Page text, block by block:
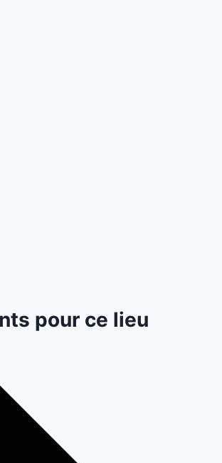
pour ce lieu